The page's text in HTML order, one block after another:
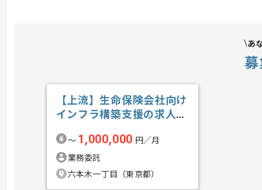
あ
【上流】生命保険会社向け
インフラ構築支援の求人・
〜 1,000,000 円／月
業務委託
六本木一丁目（東京都）